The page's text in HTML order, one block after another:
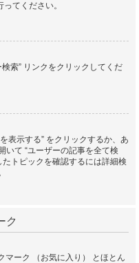
てください。
索” リンクをクリックしてくだ
表示する” をクリックするか、あ
いて “ユーザーの記事を全て検
トピックを確認するには詳細検
ク
マーク （お気に入り） とほとん